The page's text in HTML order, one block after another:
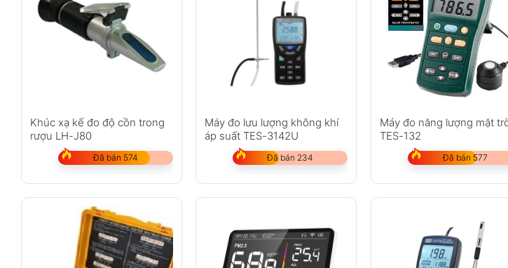
Kích thước: 6.9 × 2.6 × 1.2 inch
Thông số kỹ thuật chính
Thông số kỹ thuật
Kích thước 6.9 × 2.6 × 1.2 inch
Dung lượng pin 3000 mAh (pin sạc)
Thời gian sử dụng pin 6 – 8 giờ sau khi sạc đầy
Nguồn sạc vào
Môi trường làm việc 32 – 122°F, 0 – 90% RH
Khúc xạ kế đo độ cồn trong
rượu LH-J80
Đã bán 574
Máy đo lưu lượng không khí
áp suất TES-3142U
Đã bán 234
Máy đo năng lượng mặt
TES-132
Đã bán 577